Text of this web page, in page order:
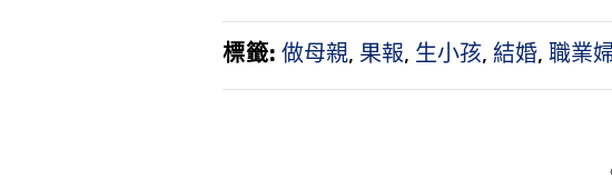
標籤: 做母親, 果報, 生小孩, 結婚, 職業